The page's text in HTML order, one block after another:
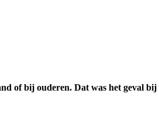
of bij ouderen. Dat was het geval